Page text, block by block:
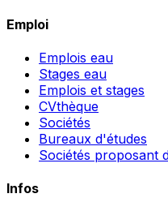
Emploi
Emplois eau
Stages eau
Emplois et stages
CVthèque
Sociétés
Bureaux d'études
Sociétés proposant
Infos